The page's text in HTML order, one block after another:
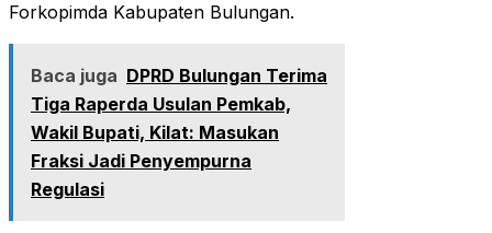
Forkopimda Kabupaten Bulungan.
Baca juga DPRD Bulungan Terima
Tiga Raperda Usulan Pemkab,
Wakil Bupati, Kilat: Masukan
Fraksi Jadi Penyempurna
Regulasi